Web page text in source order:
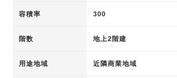
容積率 300
階数 地上2階建
用途地域 近隣商業地域